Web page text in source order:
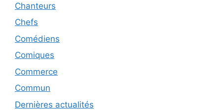
Chanteurs
Chefs
Comédiens
Comiques
Commerce
Commun
Dernières actualités